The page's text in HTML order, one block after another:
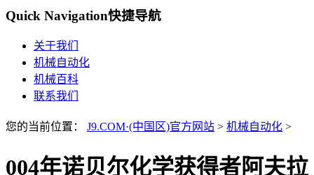
Quick Navigation快捷导航
关于我们
机械自动化
机械百科
联系我们
您的当前位置： J9.COM·(中国区)官方网站 > 机械自动化 >
004年诺贝尔化学获得者阿夫拉